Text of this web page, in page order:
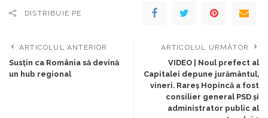
DISTRIBUIE PE
ARTICOLUL ANTERIOR
Susțin ca România să devină
un hub regional
ARTICOLUL URMĂTOR
VIDEO | Noul prefect al
Capitalei depune jurământul,
vineri. Rareș Hopincă a fost
consilier general PSD și
administrator public al